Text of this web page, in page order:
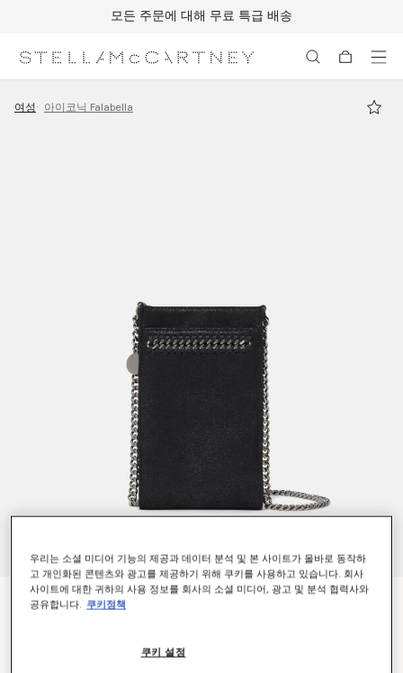
모든 주문에 대해 무료 특급 배송
여성 아이코닉 Falabella
팔라벨라 휴대폰 파우치
우리는 소셜 미디어 기능의 제공과 데이터 분석 및 본 사이트가 올바로 동작하
고 개인화된 콘텐츠와 광고를 제공하기 위해 쿠키를 사용하고 있습니다. 회사
사이트에 대한 귀하의 사용 정보를 회사의 소셜 미디어, 광고 및 분석 협력사와
공유합니다.
쿠키정책
쿠키 설정